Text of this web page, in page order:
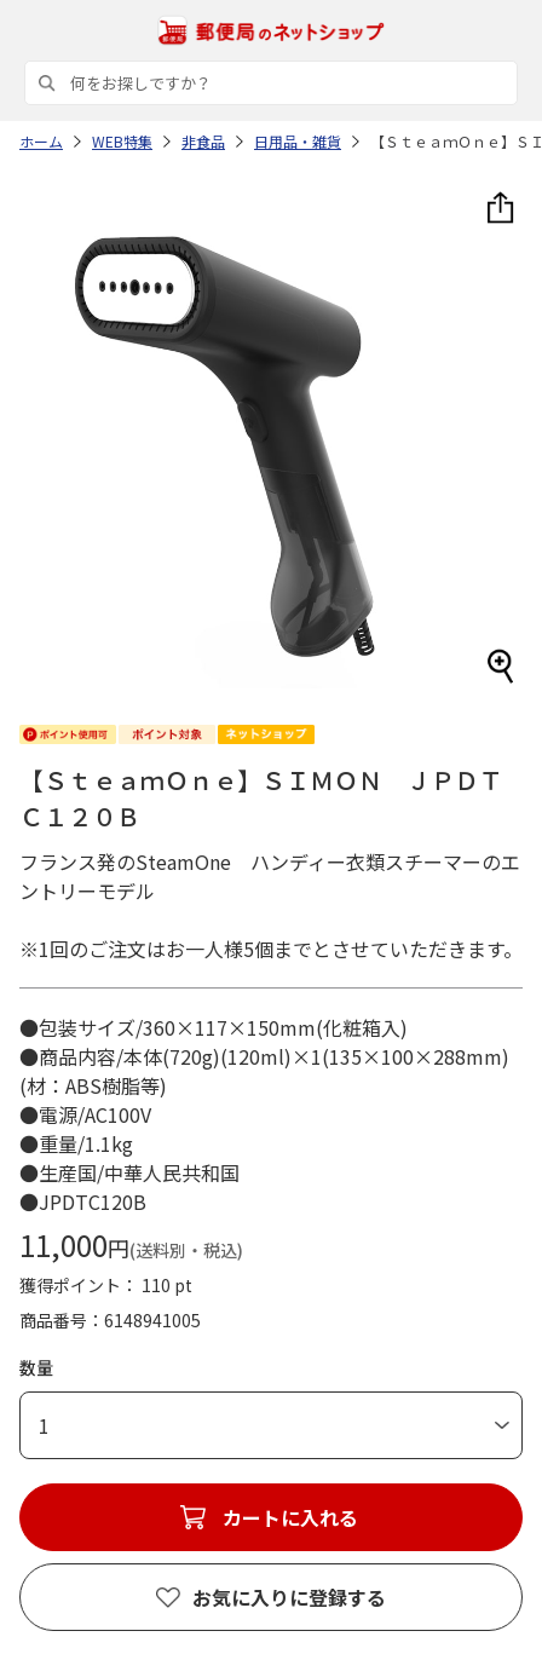
ホーム WEB特集 非食品 日用品・雑貨 【ＳｔｅａｍＯｎｅ】
【ＳｔｅａｍＯｎｅ】ＳＩＭＯＮ ＪＰＤＴ
Ｃ１２０Ｂ
フランス発のSteamOne ハンディー衣類スチーマーのエ
ントリーモデル
※1回のご注文はお一人様5個までとさせていただきます。
●包装サイズ/360×117×150mm(化粧箱入)
●商品内容/本体(720g)(120ml)×1(135×100×288mm)
(材：ABS樹脂等)
●電源/AC100V
●重量/1.1kg
●生産国/中華人民共和国
●JPDTC120B
11,000円(送料別・税込)
獲得ポイント： 110 pt
商品番号
6148941005
数量
1
カートに入れる
お気に入りに登録する